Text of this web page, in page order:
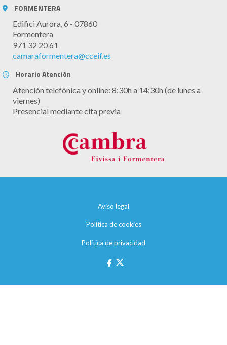
FORMENTERA
Edifici Aurora, 6 - 07860
Formentera
971 32 20 61
camaraformentera@cceif.es
Horario Atención
Atención telefónica y online: 8:30h a 14:30h (de lunes a
viernes)
Presencial mediante cita previa
Aviso legal
Política de cookies
Política de privacidad